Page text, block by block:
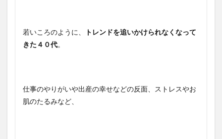
若いころのように、
トレンドを追いかけられなくなって
きた４０代。
仕事のやりがいや出産の幸せなどの反面、ストレスやお
肌のたるみなど、